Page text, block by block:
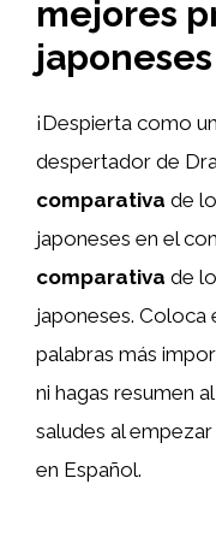
mejores
japoneses
¡Despierta como
despertador de
comparativa de
japoneses en el
comparativa de
japoneses.
palabras más
ni hagas resumen
saludes al
en Español.